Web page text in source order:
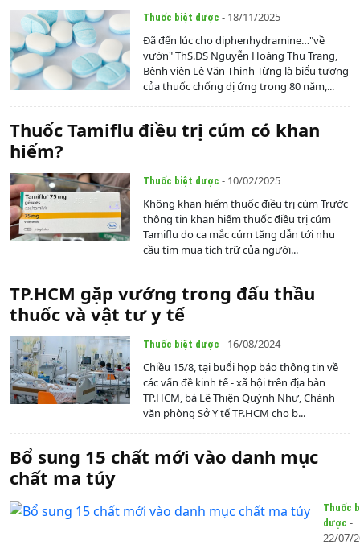
Thuốc biệt dược - 18/11/2025
Đã đến lúc cho diphenhydramine…"về
vườn" ThS.DS Nguyễn Hoàng Thu Trang,
Bệnh viện Lê Văn Thịnh Từng là biểu tượng
của thuốc chống dị ứng trong 80 năm,...
Thuốc Tamiflu điều trị cúm có khan
hiếm?
Thuốc biệt dược - 10/02/2025
Không khan hiếm thuốc điều trị cúm Trước
thông tin khan hiếm thuốc điều trị cúm
Tamiflu do ca mắc cúm tăng dẫn tới nhu
cầu tìm mua tích trữ của người...
TP.HCM gặp vướng trong đấu thầu
thuốc và vật tư y tế
Thuốc biệt dược - 16/08/2024
Chiều 15/8, tại buổi họp báo thông tin về
các vấn đề kinh tế - xã hội trên địa bàn
TP.HCM, bà Lê Thiện Quỳnh Như, Chánh
văn phòng Sở Y tế TP.HCM cho b...
Bổ sung 15 chất mới vào danh mục
chất ma túy
Thuốc
dược -
22/07/